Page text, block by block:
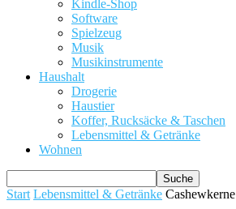
Kindle-Shop
Software
Spielzeug
Musik
Musikinstrumente
Haushalt
Drogerie
Haustier
Koffer, Rucksäcke & Taschen
Lebensmittel & Getränke
Wohnen
Start Lebensmittel & Getränke Cashewkerne